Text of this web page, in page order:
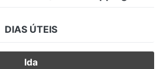
DIAS ÚTEIS
Ida